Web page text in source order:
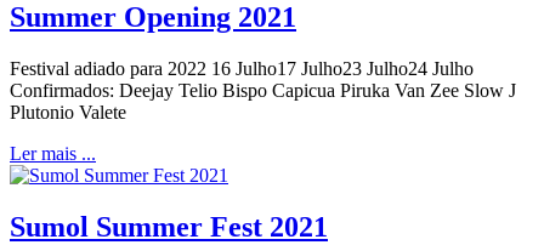
Summer Opening 2021
Festival adiado para 2022 16 Julho17 Julho23 Julho24 Julho
Confirmados: Deejay Telio Bispo Capicua Piruka Van Zee Slow J
Plutonio Valete
Ler mais ...
Sumol Summer Fest 2021